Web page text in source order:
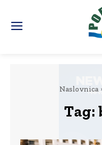
Naslovnica
Tag: